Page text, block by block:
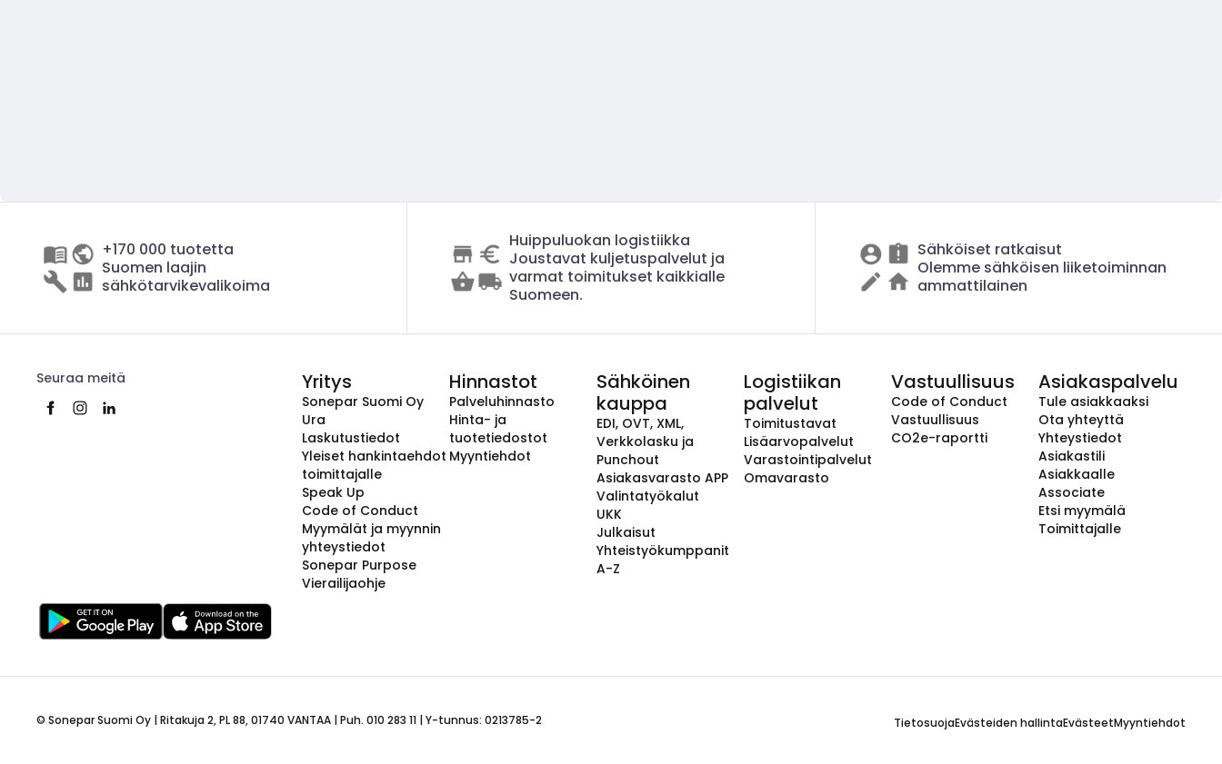
+170 000 tuotetta
Suomen laajin
sähkötarvikevalikoima
Huippuluokan logistiikka
Joustavat kuljetuspalvelut ja
varmat toimitukset kaikkialle
Suomeen.
Sähköiset ratkaisut
Olemme sähköisen liiketoiminnan
ammattilainen
Seuraa meitä Yritys
Sonepar Suomi Oy
Ura
Laskutustiedot
Yleiset hankintaehdot
toimittajalle
Speak Up
Code of Conduct
Myymälät ja myynnin
yhteystiedot
Sonepar Purpose
Vierailijaohje
Hinnastot
Palveluhinnasto
Hinta- ja
tuotetiedostot
Myyntiehdot
Sähköinen
kauppa
EDI, OVT, XML,
Verkkolasku ja
Punchout
Asiakasvarasto APP
Valintatyökalut
UKK
Julkaisut
Yhteistyökumppanit
A-Z
Logistiikan
palvelut
Toimitustavat
Lisäarvopalvelut
Varastointipalvelut
Omavarasto
Vastuullisuus
Code of Conduct
Vastuullisuus
CO2e-raportti
Asiakaspalvelu
Tule asiakkaaksi
Ota yhteyttä
Yhteystiedot
Asiakastili
Asiakkaalle
Associate
Etsi myymälä
Toimittajalle
© Sonepar Suomi Oy | Ritakuja 2, PL 88, 01740 VANTAA | Puh. 010 283 11 | Y-tunnus: 0213785-2 TietosuojaEvästeiden hallintaEvästeetMyyntiehdot